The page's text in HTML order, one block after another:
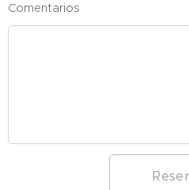
Comentarios